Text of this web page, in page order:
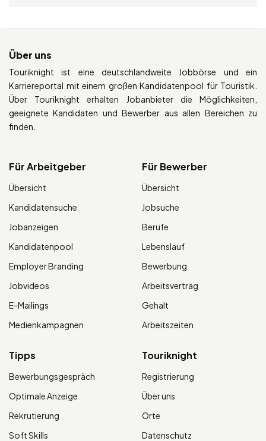
Über uns
Touriknight ist eine deutschlandweite Jobbörse und ein
Karriereportal mit einem großen Kandidatenpool für Touristik.
Über Touriknight erhalten Jobanbieter die Möglichkeiten,
geeignete Kandidaten und Bewerber aus allen Bereichen zu
finden.
Für Arbeitgeber
Übersicht
Kandidatensuche
Jobanzeigen
Kandidatenpool
Employer Branding
Jobvideos
E-Mailings
Medienkampagnen
Für Bewerber
Übersicht
Jobsuche
Berufe
Lebenslauf
Bewerbung
Arbeitsvertrag
Gehalt
Arbeitszeiten
Tipps
Bewerbungsgespräch
Optimale Anzeige
Rekrutierung
Soft Skills
Touriknight
Registrierung
Über uns
Orte
Datenschutz